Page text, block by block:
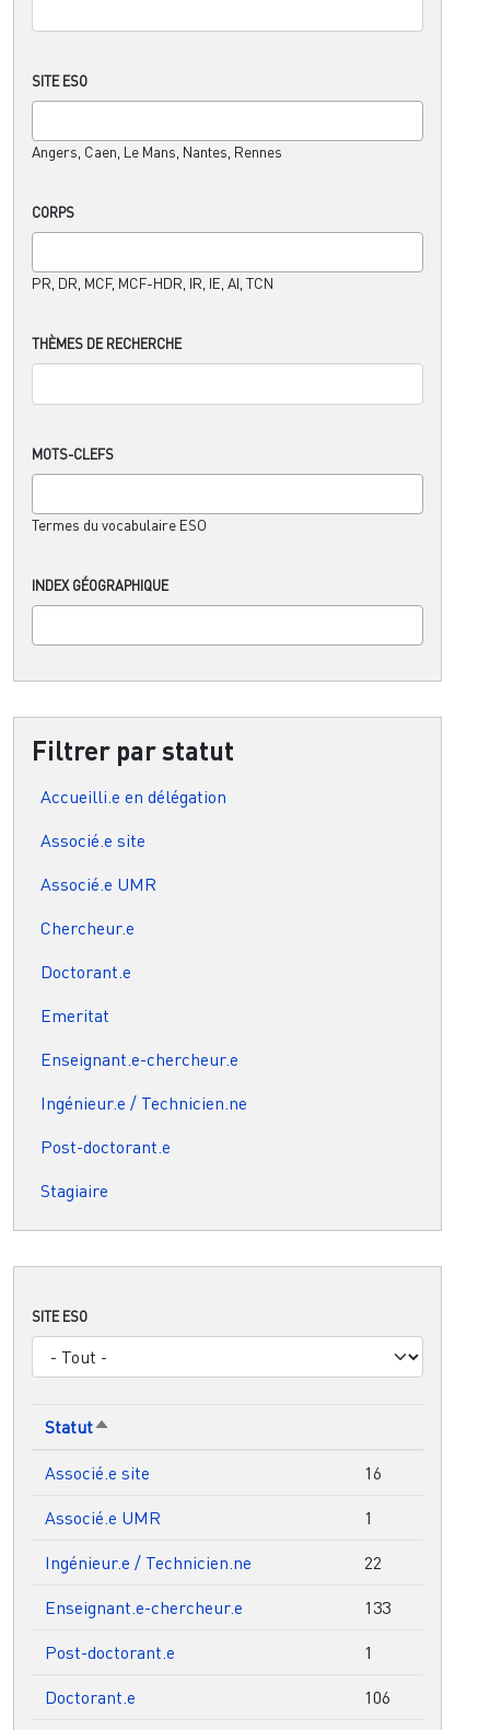
SITE ESO
Angers, Caen, Le Mans, Nantes, Rennes
CORPS
PR, DR, MCF, MCF-HDR, IR, IE, AI, TCN
THÈMES DE RECHERCHE
MOTS-CLEFS
Termes du vocabulaire ESO
INDEX GÉOGRAPHIQUE
Filtrer par statut
Accueilli.e en délégation
Associé.e site
Associé.e UMR
Chercheur.e
Doctorant.e
Emeritat
Enseignant.e-chercheur.e
Ingénieur.e / Technicien.ne
Post-doctorant.e
Stagiaire
SITE ESO
StatutTrier par ordre décroissant
Associé.e site 16
Associé.e UMR 1
Ingénieur.e / Technicien.ne 22
Enseignant.e-chercheur.e 133
Post-doctorant.e 1
Doctorant.e 106